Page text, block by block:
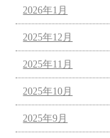
2026年1月
2025年12月
2025年11月
2025年10月
2025年9月